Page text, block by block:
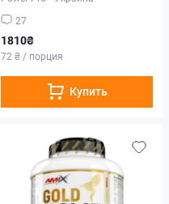
27
1810₴
72 ₴ / порция
Купить